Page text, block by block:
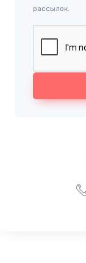
рассылок.